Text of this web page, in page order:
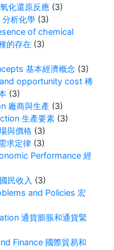
化還原反應 (3)
析化學 (3)
of chemical
的存在 (3)
基本經濟概念 (3)
opportunity cost 稀
(3)
廠商與生產 (3)
生產要素 (3)
與價格 (3)
求定律 (3)
Performance 經
民收入 (3)
and Policies 宏
通貨膨脹和通貨緊
Finance 國際貿易和